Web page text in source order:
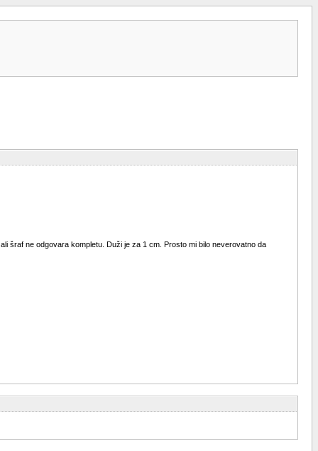
šraf ne odgovara kompletu. Duži je za 1 cm. Prosto mi bilo neverovatno da